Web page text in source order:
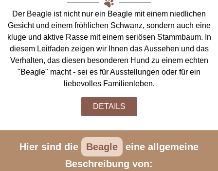
Der Beagle ist nicht nur ein Beagle mit einem niedlichen
Gesicht und einem fröhlichen Schwanz, sondern auch eine
kluge und aktive Rasse mit einem seriösen Stammbaum. In
diesem Leitfaden zeigen wir Ihnen das Aussehen und das
Verhalten, das diesen besonderen Hund zu einem echten
"Beagle" macht - sei es für Ausstellungen oder für ein
liebevolles Familienleben.
DETAILS
Hier sind die Beagle
eine allgemeine
Beschreibung von: